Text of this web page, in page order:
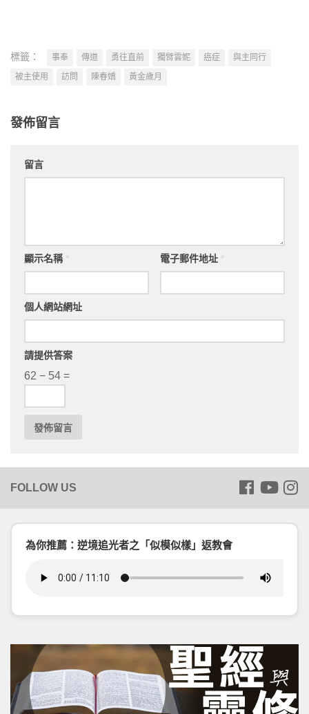
標籤： 事奉 傳道 勇往直前 獨臂雲妮 癌症
與主同行
被主使用
訪問 陳春嬌 黃金歲月
發佈留言
留言
顯示名稱 電子郵件地址
個人網站網址
請提供答案
62 − 54 =
為你推薦：逆境追光者之「似模似樣」返教會